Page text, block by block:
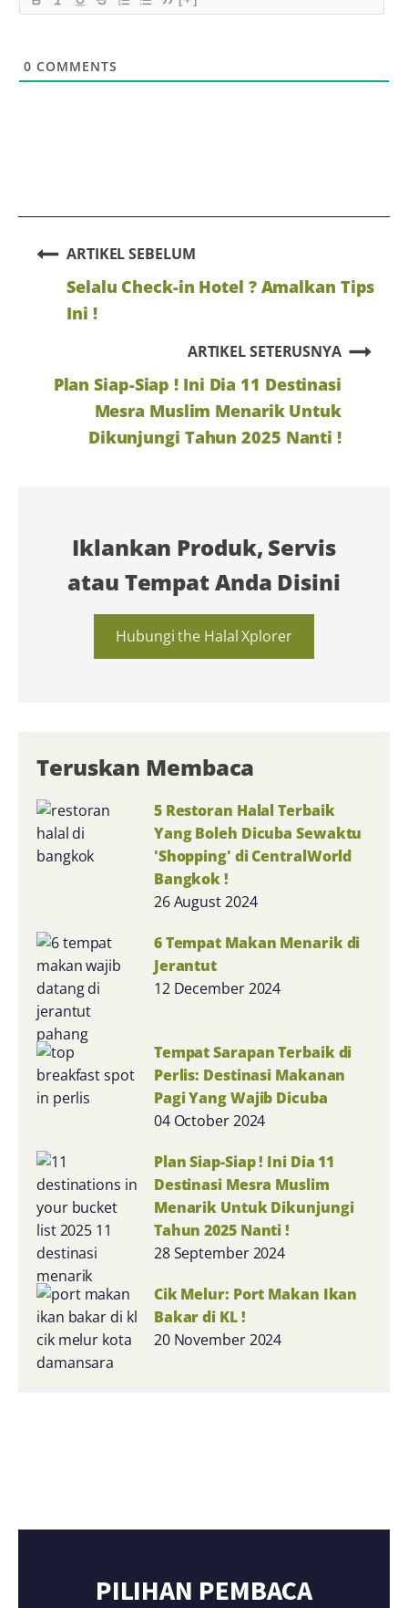
Teruskan Membaca
5 Restoran Halal Terbaik
Yang Boleh Dicuba Sewaktu
'Shopping' di CentralWorld
Bangkok !
26 August 2024
6 Tempat Makan Menarik di
Jerantut
12 December 2024
Tempat Sarapan Terbaik di
Perlis: Destinasi Makanan
Pagi Yang Wajib Dicuba
04 October 2024
Plan Siap-Siap ! Ini Dia 11
Destinasi Mesra Muslim
Menarik Untuk Dikunjungi
Tahun 2025 Nanti !
28 September 2024
Cik Melur: Port Makan Ikan
Bakar di KL !
20 November 2024
Iklankan Produk, Servis
atau Tempat Anda Disini
Hubungi the Halal Xplorer
0 COMMENTS
ARTIKEL SEBELUM
Selalu Check-in Hotel ? Amalkan Tips
Ini !
ARTIKEL SETERUSNYA
Plan Siap-Siap ! Ini Dia 11 Destinasi
Mesra Muslim Menarik Untuk
Dikunjungi Tahun 2025 Nanti !
PILIHAN PEMBACA